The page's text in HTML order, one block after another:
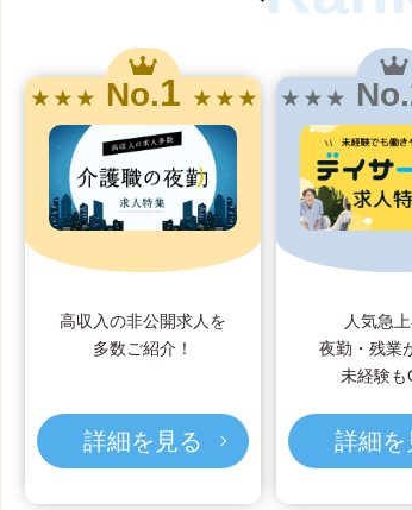
★ ★ ★ No.1 ★ ★ ★
高収入の非公開求人を
多数ご紹介！
詳細を見る
★ ★ ★ No.
人気急上
夜勤・残業
未経験も
詳細を